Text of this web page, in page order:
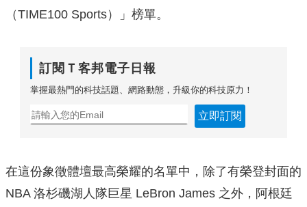
（TIME100 Sports）」榜單。
訂閱Ｔ客邦電子日報
掌握最熱門的科技話題、網路動態，升級你的科技原力！
立即訂閱
在這份象徵體壇最高榮耀的名單中，除了有榮登封面的
NBA 洛杉磯湖人隊巨星 LeBron James 之外，阿根廷